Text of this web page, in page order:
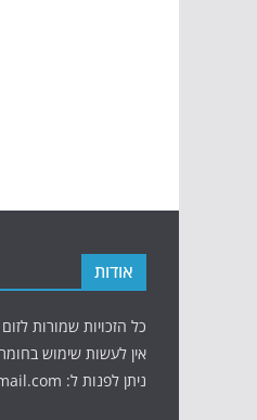
אודות
כל הזכויות שמורות
אין לעשות שימוש
ניתן לפנות ל: Avihai.ZoomAt@gmail.com